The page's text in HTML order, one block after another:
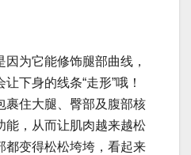
为它能修饰腿部曲线，
下身的线条“走形”哦！
裹住大腿、臀部及腹部核
能，从而让肌肉越来越松
都变得松松垮垮，看起来